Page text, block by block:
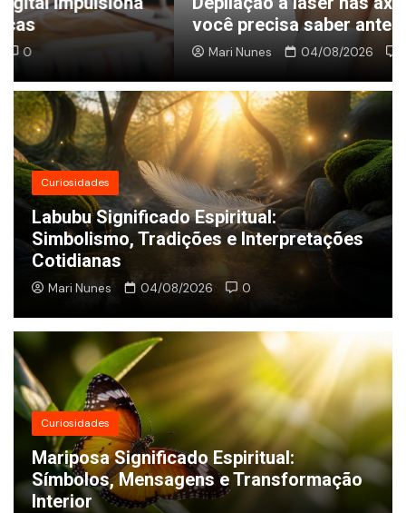
você precisa saber antes de começar
04/08/2026 0
Curiosidades
Labubu Significado Espiritual:
Simbolismo, Tradições e Interpretações
Cotidianas
Mari Nunes 04/08/2026 0
Curiosidades
Mariposa Significado Espiritual:
Símbolos, Mensagens e Transformação
Interior